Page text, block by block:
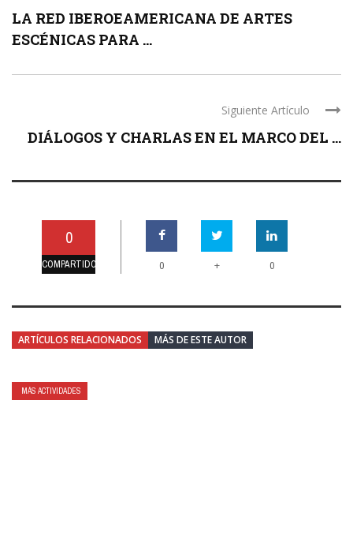
LA RED IBEROEAMERICANA DE ARTES
ESCÉNICAS PARA ...
Siguiente Artículo
DIÁLOGOS Y CHARLAS EN EL MARCO DEL ...
0
COMPARTIDO 0 + 0
ARTÍCULOS RELACIONADOS MÁS DE ESTE AUTOR
MÁS ACTIVIDADES